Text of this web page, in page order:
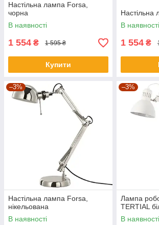
Настільна лампа Forsa,
чорна
В наявності
1 554 ₴ 1 595 ₴
Купити
Настільна
В наявності
1 554 ₴
–3%
Настільна лампа Forsa,
нікельована
В наявності
–3%
Лампа
TERTIAL
В наявності